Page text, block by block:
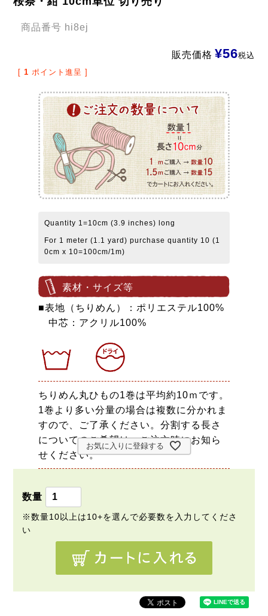
商品番号 hi8ej
販売価格 ¥56税込
[ 1 ポイント進呈 ]
Quantity 1=10cm (3.9 inches) long
For 1 meter (1.1 yard) purchase quantity 10 (1
0cm x 10=100cm/1m)
素材・サイズ等
■表地（ちりめん）：ポリエステル100%
中芯：アクリル100%
ちりめん丸ひもの1巻は平均約10ｍです。
1巻より多い分量の場合は複数に分かれま
すので、ご了承ください。分割する長さ
についてのご希望は、ご注文時にお知ら
せください。
お気に入りに登録する